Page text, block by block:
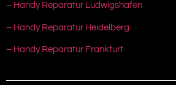
– Handy Reparatur Ludwigshafen
– Handy Reparatur Heidelberg
– Handy Reparatur Frankfurt